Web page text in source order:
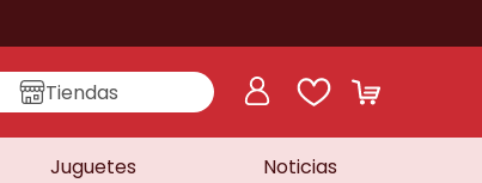
Tiendas
Juguetes Noticias